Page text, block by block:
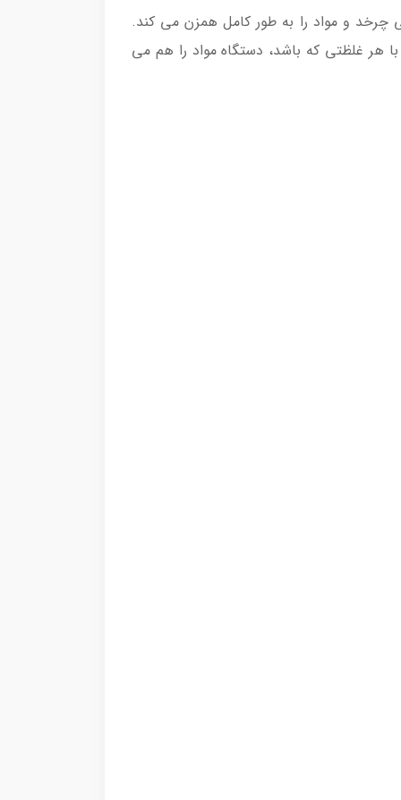
و مواد را به طور کامل همزن می کند.
هر غلظتی که باشد، دستگاه مواد را هم می